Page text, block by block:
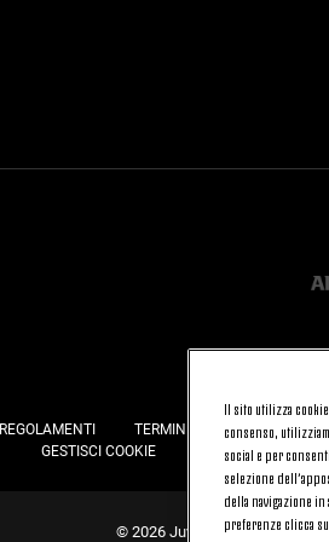
REGOLAMENTI TERMINI E CONDIZIONI
GESTISCI COOKIE
JOIN US
© 2026 Juventus Football Club
Il sito utilizza
consenso,
social e per
selezione
della navigazione
preferenze clicca